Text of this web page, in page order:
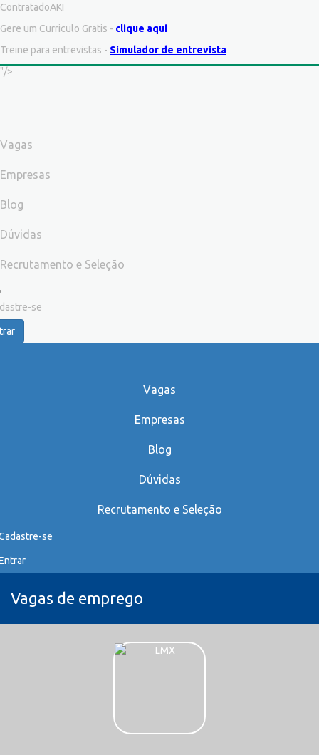
ContratadoAKI
Gere um Curriculo Gratis - clique aqui
Treine para entrevistas - Simulador de entrevista
"/>
Vagas
Empresas
Blog
Dúvidas
Recrutamento e Seleção
se
Vagas
Empresas
Blog
Dúvidas
Recrutamento e Seleção
se
Vagas de emprego